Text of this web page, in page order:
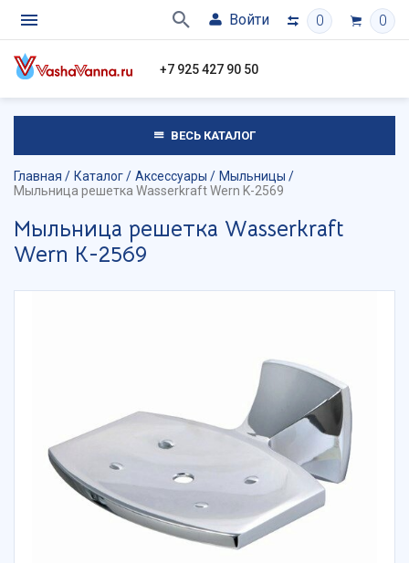
Войти 0 0
+7 925 427 90 50
ВЕСЬ КАТАЛОГ
Главная Каталог Аксессуары
Мыльницы
Мыльница решетка Wasserkraft Wern K-2569
Мыльница решетка Wasserkraft
Wern K-2569